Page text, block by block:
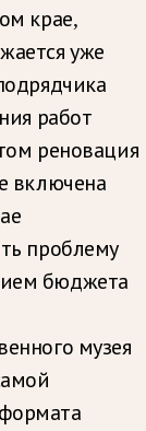
крае,
уже
работ
реновация
включена
проблему
бюджета
музея